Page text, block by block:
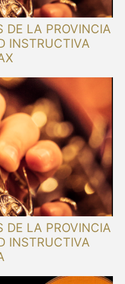
DE LA PROVINCIA
INSTRUCTIVA
DE LA PROVINCIA
INSTRUCTIVA